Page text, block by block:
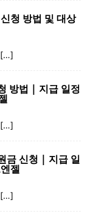
청 방법 및 대상
[…]
방법 | 지급 일정
[…]
금 신청 | 지급 일
젤
[…]